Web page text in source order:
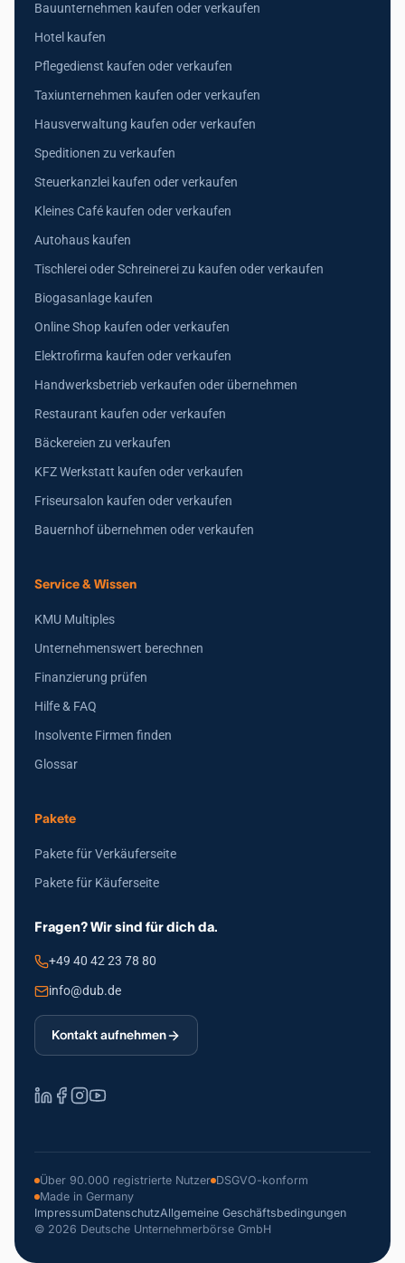
Bauunternehmen kaufen oder verkaufen
Hotel kaufen
Pflegedienst kaufen oder verkaufen
Taxiunternehmen kaufen oder verkaufen
Hausverwaltung kaufen oder verkaufen
Speditionen zu verkaufen
Steuerkanzlei kaufen oder verkaufen
Kleines Café kaufen oder verkaufen
Autohaus kaufen
Tischlerei oder Schreinerei zu kaufen oder verkaufen
Biogasanlage kaufen
Online Shop kaufen oder verkaufen
Elektrofirma kaufen oder verkaufen
Handwerksbetrieb verkaufen oder übernehmen
Restaurant kaufen oder verkaufen
Bäckereien zu verkaufen
KFZ Werkstatt kaufen oder verkaufen
Friseursalon kaufen oder verkaufen
Bauernhof übernehmen oder verkaufen
Service & Wissen
KMU Multiples
Unternehmenswert berechnen
Finanzierung prüfen
Hilfe & FAQ
Insolvente Firmen finden
Glossar
Pakete
Pakete für Verkäuferseite
Pakete für Käuferseite
Fragen? Wir sind für dich da.
+49 40 42 23 78 80
info@dub.de
Kontakt aufnehmen
Über 90.000 registrierte Nutzer DSGVO-konform
Made in Germany
ImpressumDatenschutzAllgemeine Geschäftsbedingungen
© 2026 Deutsche Unternehmerbörse GmbH